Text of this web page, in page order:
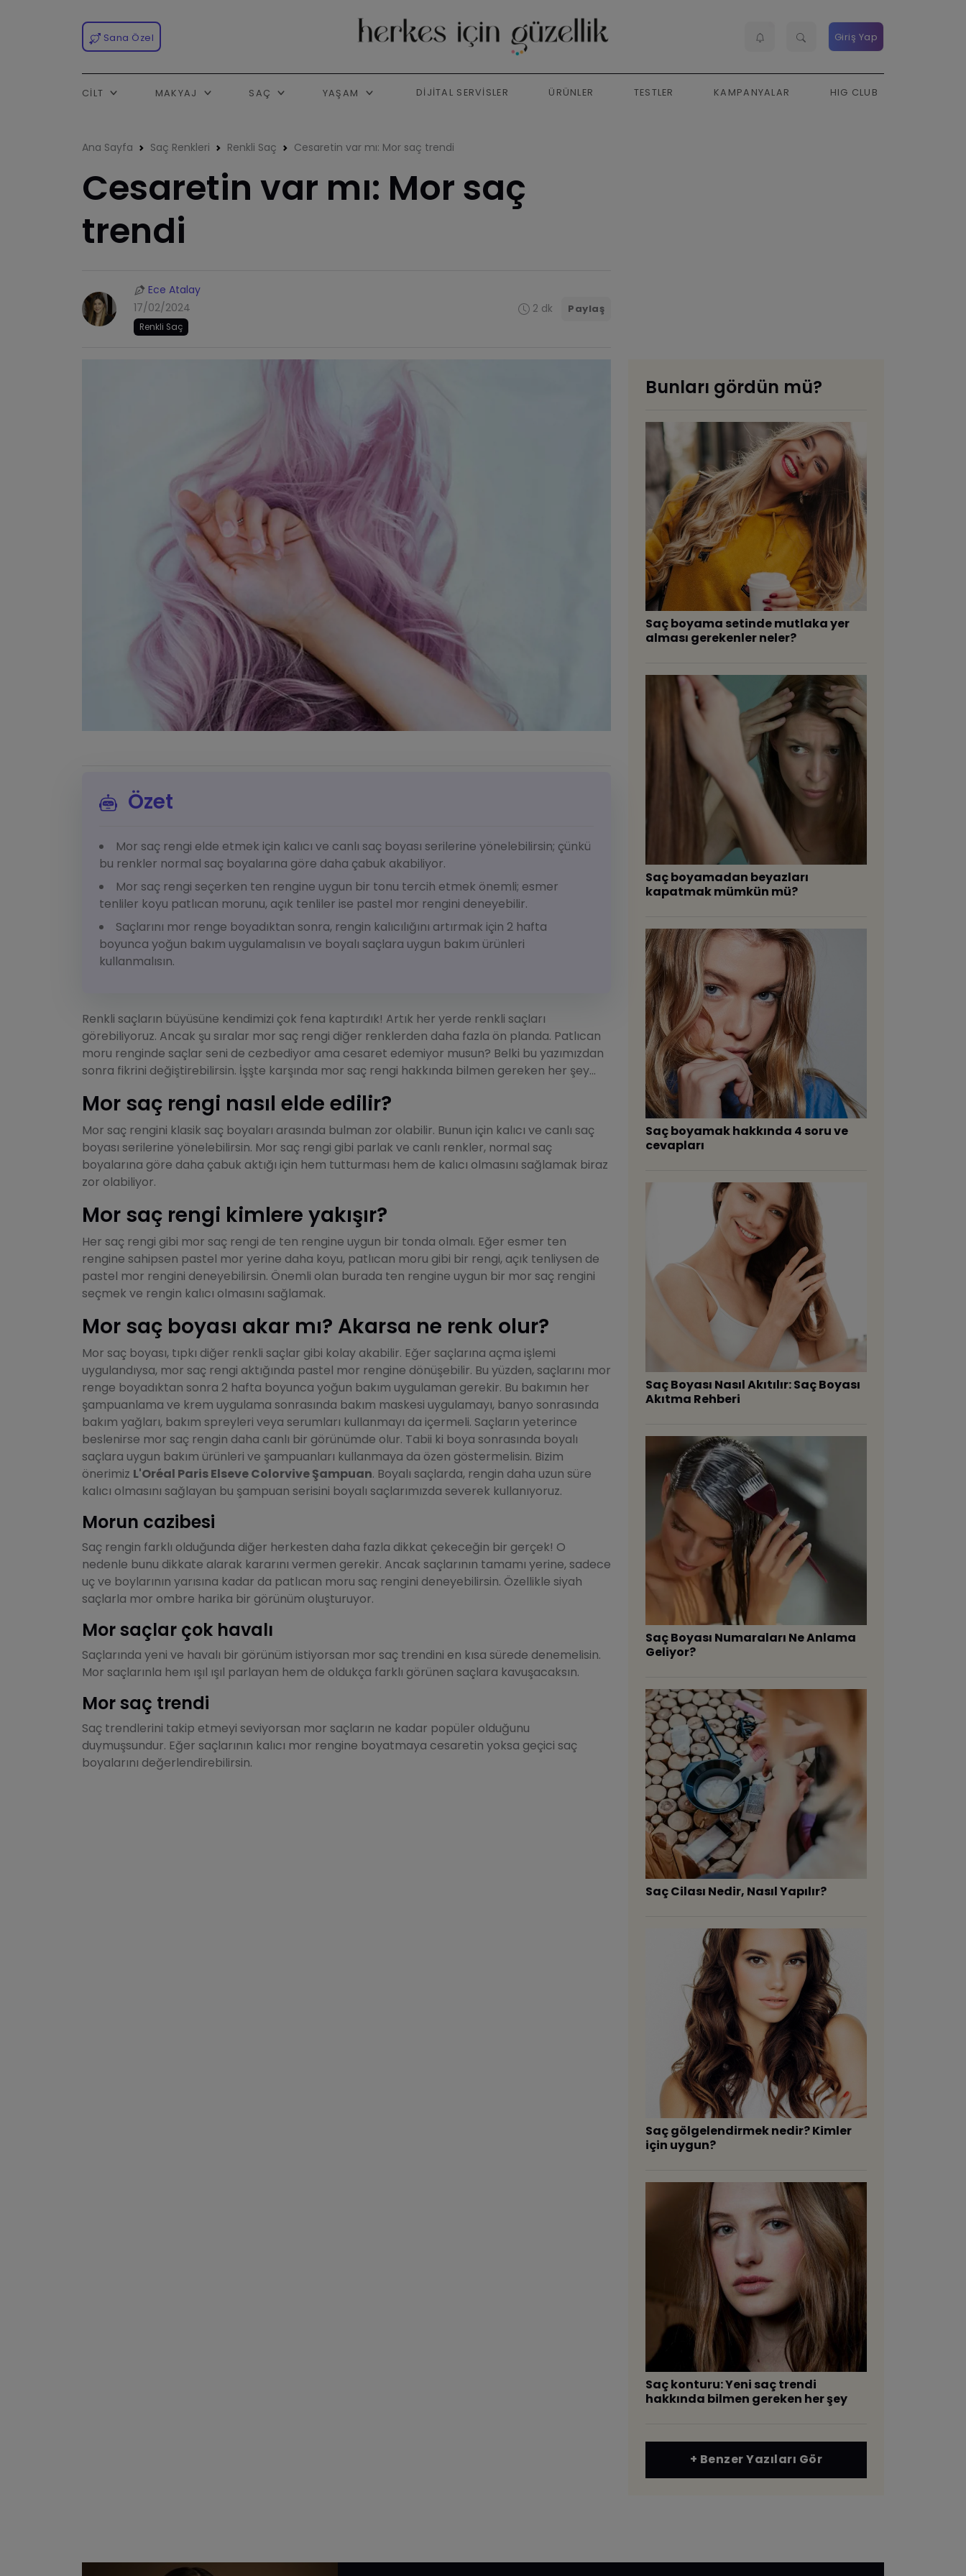
Sana Özel Giriş Yap
CILT MAKYAJ SAÇ YAŞAM DIJITAL SERVISLER ÜRÜNLER TESTLER KAMPANYALAR HIG CLUB
Ana Sayfa Saç Renkleri Renkli Saç ​Cesaretin var mı: Mor saç trendi
​Cesaretin var mı: Mor saç
trendi
Ece Atalay
17/02/2024
Renkli Saç
2 dk Paylaş
Özet
Mor saç rengi elde etmek için kalıcı ve canlı saç boyası serilerine yönelebilirsin; çünkü
bu renkler normal saç boyalarına göre daha çabuk akabiliyor.
Mor saç rengi seçerken ten rengine uygun bir tonu tercih etmek önemli; esmer
tenliler koyu patlıcan morunu, açık tenliler ise pastel mor rengini deneyebilir.
Saçlarını mor renge boyadıktan sonra, rengin kalıcılığını artırmak için 2 hafta
boyunca yoğun bakım uygulamalısın ve boyalı saçlara uygun bakım ürünleri
kullanmalısın.
Renkli saçların büyüsüne kendimizi çok fena kaptırdık! Artık her yerde renkli saçları
görebiliyoruz. Ancak şu sıralar mor saç rengi diğer renklerden daha fazla ön planda. Patlıcan
moru renginde saçlar seni de cezbediyor ama cesaret edemiyor musun? Belki bu yazımızdan
sonra fikrini değiştirebilirsin. İşşte karşında mor saç rengi hakkında bilmen gereken her şey...
Mor saç rengi nasıl elde edilir?
Mor saç rengini klasik saç boyaları arasında bulman zor olabilir. Bunun için kalıcı ve canlı saç
boyası serilerine yönelebilirsin. Mor saç rengi gibi parlak ve canlı renkler, normal saç
boyalarına göre daha çabuk aktığı için hem tutturması hem de kalıcı olmasını sağlamak biraz
zor olabiliyor.
Mor saç rengi kimlere yakışır?
Her saç rengi gibi mor saç rengi de ten rengine uygun bir tonda olmalı. Eğer esmer ten
rengine sahipsen pastel mor yerine daha koyu, patlıcan moru gibi bir rengi, açık tenliysen de
pastel mor rengini deneyebilirsin. Önemli olan burada ten rengine uygun bir mor saç rengini
seçmek ve rengin kalıcı olmasını sağlamak.
Mor saç boyası akar mı? Akarsa ne renk olur?
Mor saç boyası, tıpkı diğer renkli saçlar gibi kolay akabilir. Eğer saçlarına açma işlemi
uygulandıysa, mor saç rengi aktığında pastel mor rengine dönüşebilir. Bu yüzden, saçlarını mor
renge boyadıktan sonra 2 hafta boyunca yoğun bakım uygulaman gerekir. Bu bakımın her
şampuanlama ve krem uygulama sonrasında bakım maskesi uygulamayı, banyo sonrasında
bakım yağları, bakım spreyleri veya serumları kullanmayı da içermeli. Saçların yeterince
beslenirse mor saç rengin daha canlı bir görünümde olur. Tabii ki boya sonrasında boyalı
saçlara uygun bakım ürünleri ve şampuanları kullanmaya da özen göstermelisin. Bizim
önerimiz L'Oréal Paris Elseve Colorvive Şampuan. Boyalı saçlarda, rengin daha uzun süre
kalıcı olmasını sağlayan bu şampuan serisini boyalı saçlarımızda severek kullanıyoruz.
Morun cazibesi
Saç rengin farklı olduğunda diğer herkesten daha fazla dikkat çekeceğin bir gerçek! O
nedenle bunu dikkate alarak kararını vermen gerekir. Ancak saçlarının tamamı yerine, sadece
uç ve boylarının yarısına kadar da patlıcan moru saç rengini deneyebilirsin. Özellikle siyah
saçlarla mor ombre harika bir görünüm oluşturuyor.
Mor saçlar çok havalı
Saçlarında yeni ve havalı bir görünüm istiyorsan mor saç trendini en kısa sürede denemelisin.
Mor saçlarınla hem ışıl ışıl parlayan hem de oldukça farklı görünen saçlara kavuşacaksın.
Mor saç trendi
Saç trendlerini takip etmeyi seviyorsan mor saçların ne kadar popüler olduğunu
duymuşsundur. Eğer saçlarının kalıcı mor rengine boyatmaya cesaretin yoksa geçici saç
boyalarını değerlendirebilirsin.
Bunları gördün mü?
Saç boyama setinde mutlaka yer
alması gerekenler neler?
Saç boyamadan beyazları
kapatmak mümkün mü?
​Saç boyamak hakkında 4 soru ve
cevapları
Saç Boyası Nasıl Akıtılır: Saç Boyası
Akıtma Rehberi
Saç Boyası Numaraları Ne Anlama
Geliyor?
Saç Cilası Nedir, Nasıl Yapılır?
Saç gölgelendirmek nedir? Kimler
için uygun?
Saç konturu: Yeni saç trendi
hakkında bilmen gereken her şey
+ Benzer Yazıları Gör